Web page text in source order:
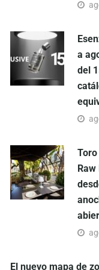
a
del
El nuevo mapa de